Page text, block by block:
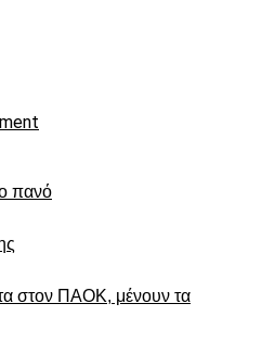
πανό
στον ΠΑΟΚ, μένουν τα